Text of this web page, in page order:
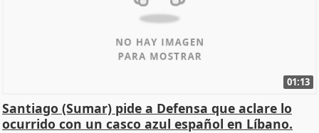
01:13
Santiago (Sumar) pide a Defensa que aclare lo
ocurrido con un casco azul español en Líbano.